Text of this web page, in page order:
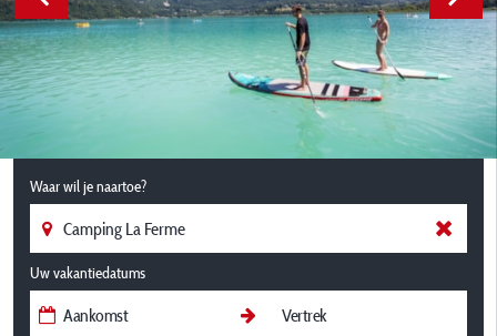
Waar wil je naartoe?
Uw vakantiedatums